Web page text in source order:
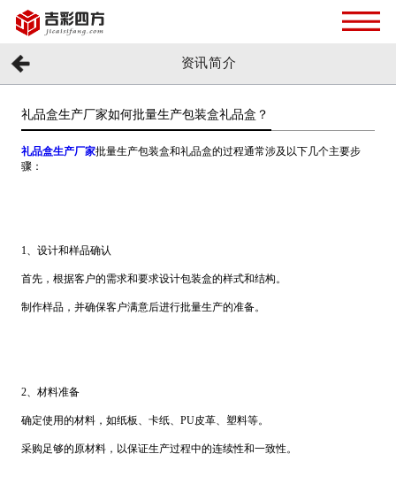
资讯简介
礼品盒生产厂家如何批量生产包装盒礼品盒？
礼品盒生产厂家批量生产包装盒和礼品盒的过程通常涉及以下几个主要步
骤：
1、设计和样品确认
首先，根据客户的需求和要求设计包装盒的样式和结构。
制作样品，并确保客户满意后进行批量生产的准备。
2、材料准备
确定使用的材料，如纸板、卡纸、PU皮革、塑料等。
采购足够的原材料，以保证生产过程中的连续性和一致性。